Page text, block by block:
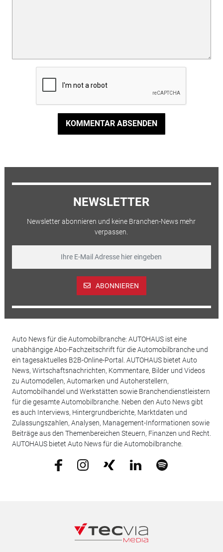
KOMMENTAR ABSENDEN
NEWSLETTER
Newsletter abonnieren und keine Branchen-News mehr
verpassen.
ABONNIEREN
Auto News für die Automobilbranche: AUTOHAUS ist eine
unabhängige Abo-Fachzeitschrift für die Automobilbranche und
ein tagesaktuelles B2B-Online-Portal. AUTOHAUS bietet Auto
News, Wirtschaftsnachrichten, Kommentare, Bilder und Videos
zu Automodellen, Automarken und Autoherstellern,
Automobilhandel und Werkstätten sowie Branchendienstleistern
für die gesamte Automobilbranche. Neben den Auto News gibt
es auch Interviews, Hintergrundberichte, Marktdaten und
Zulassungszahlen, Analysen, Management-Informationen sowie
Beiträge aus den Themenbereichen Steuern, Finanzen und Recht.
AUTOHAUS bietet Auto News für die Automobilbranche.